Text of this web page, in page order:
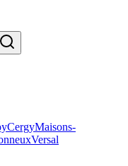
CergyMaisons-
Versal